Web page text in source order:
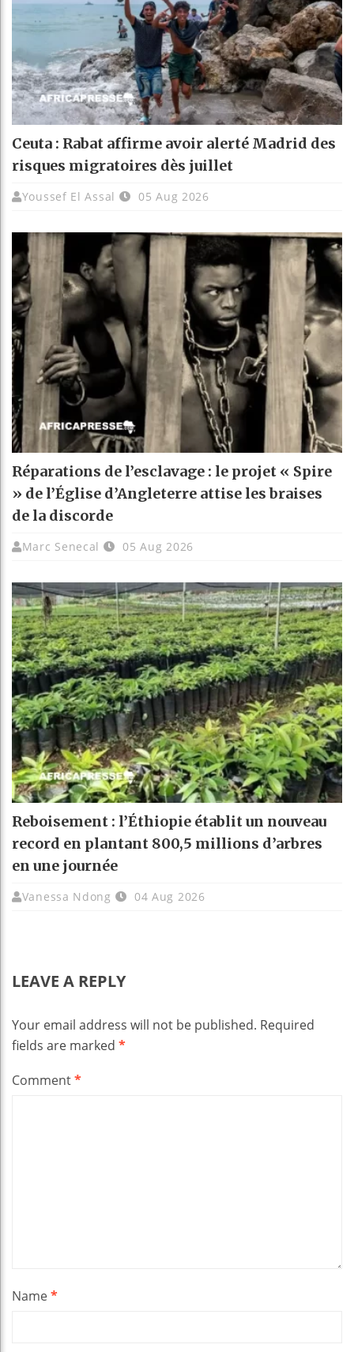
Ceuta : Rabat affirme avoir alerté Madrid des
risques migratoires dès juillet
Youssef El Assal 05 Aug 2026
Réparations de l’esclavage : le projet « Spire
» de l’Église d’Angleterre attise les braises
de la discorde
Marc Senecal 05 Aug 2026
Reboisement : l’Éthiopie établit un nouveau
record en plantant 800,5 millions d’arbres
en une journée
Vanessa Ndong 04 Aug 2026
LEAVE A REPLY
Your email address will not be published. Required
fields are marked *
Comment*
Name*